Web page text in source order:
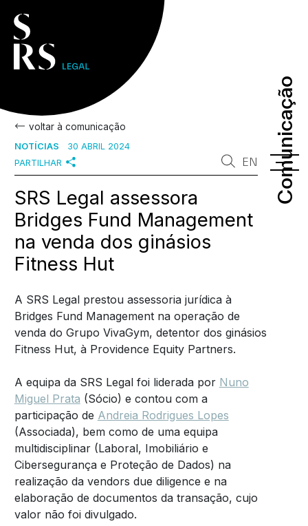
Comunicação
Comunicação
EN
voltar à comunicação
NOTÍCIAS
30 ABRIL 2024
PARTILHAR
SRS Legal assessora
Bridges Fund Management
na venda dos ginásios
Fitness Hut
A SRS Legal prestou assessoria jurídica à
Bridges Fund Management na operação de
venda do Grupo VivaGym, detentor dos ginásios
Fitness Hut, à Providence Equity Partners.
A equipa da SRS Legal foi liderada por Nuno
Miguel Prata (Sócio) e contou com a
participação de Andreia Rodrigues Lopes
(Associada), bem como de uma equipa
multidisciplinar (Laboral, Imobiliário e
Cibersegurança e Proteção de Dados) na
realização da vendors due diligence e na
elaboração de documentos da transação, cujo
valor não foi divulgado.